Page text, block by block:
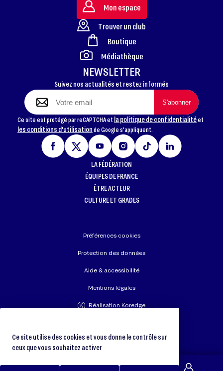
FOOTER
NEWSLETTER
Suivez nos actualités et restez informés
Ce site est protégé par reCAPTCHA et la politique de confidentialitéet
les conditions d'utilisationde Google s'appliquent.
Mon espace
Trouver un club
Boutique
Médiathèque
LA FÉDÉRATION
ÉQUIPES DE FRANCE
ÊTRE ACTEUR
CULTURE ET GRADES
Préférences cookies
Protection des données
Aide & accessibilité
Mentions légales
Réalisation Koredge
Ce site utilise des cookies et vous donne le contrôle sur
ceux que vous souhaitez activer